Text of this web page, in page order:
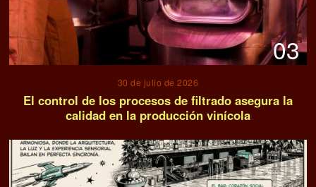
03
30 de julio de 2026
El control de los procesos de filtrado asegura la
calidad en la producción vinícola